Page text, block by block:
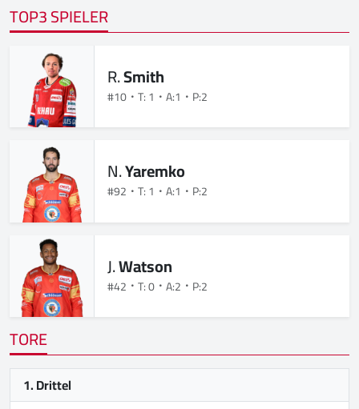
TOP3 SPIELER
R.Smith
#10 T: 1 A:1 P:2
N.Yaremko
#92 T: 1 A:1 P:2
J.Watson
#42 T: 0 A:2 P:2
TORE
1. Drittel